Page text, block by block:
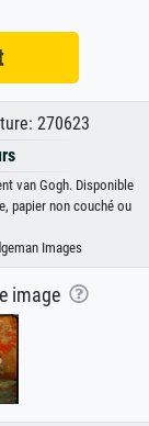
270623
van Gogh. Disponible
papier non couché ou
Images
image